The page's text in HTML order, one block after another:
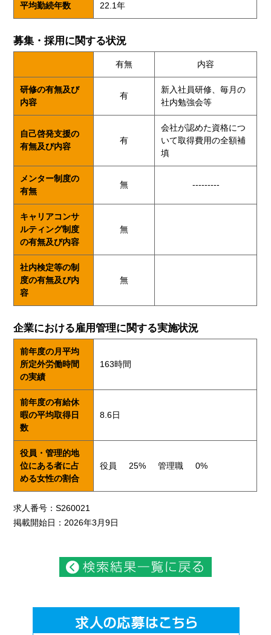
平均勤続年数 22.1年
募集・採用に関する状況
有無 内容
研修の有無及び
内容
有
新入社員研修、毎月の
社内勉強会等
自己啓発支援の
有無及び内容
有
会社が認めた資格につ
いて取得費用の全額補
填
メンター制度の
有無
無 ---------
キャリアコンサ
ルティング制度
の有無及び内容
無
社内検定等の制
度の有無及び内
容
無
企業における雇用管理に関する実施状況
前年度の月平均
所定外労働時間
の実績
163時間
前年度の有給休
暇の平均取得日
数
8.6日
役員・管理的地
位にある者に占
める女性の割合
役員 25% 管理職 0%
求人番号：S260021
掲載開始日：2026年3月9日